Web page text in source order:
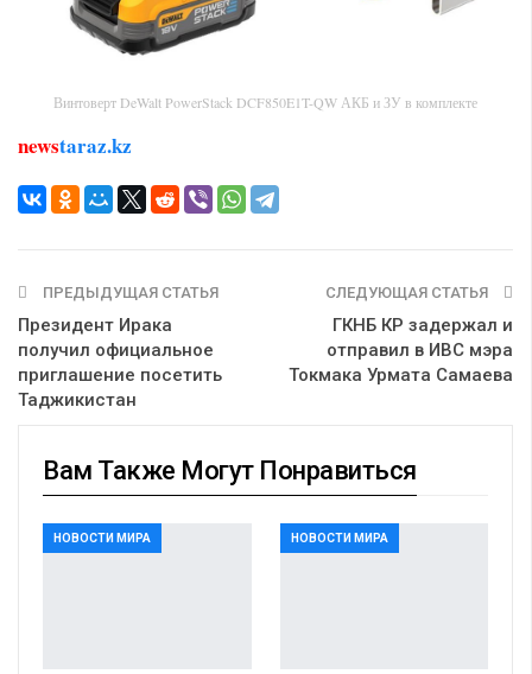
Винтоверт DeWalt PowerStack DCF850E1T-QW АКБ и ЗУ в комплекте
newstaraz.kz
ПРЕДЫДУЩАЯ СТАТЬЯ
Президент Ирака
получил официальное
приглашение посетить
Таджикистан
СЛЕДУЮЩАЯ СТАТЬЯ
ГКНБ КР задержал и
отправил в ИВС мэра
Токмака Урмата Самаева
Вам Также Могут Понравиться
НОВОСТИ МИРА НОВОСТИ МИРА